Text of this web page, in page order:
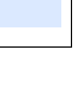
prenez